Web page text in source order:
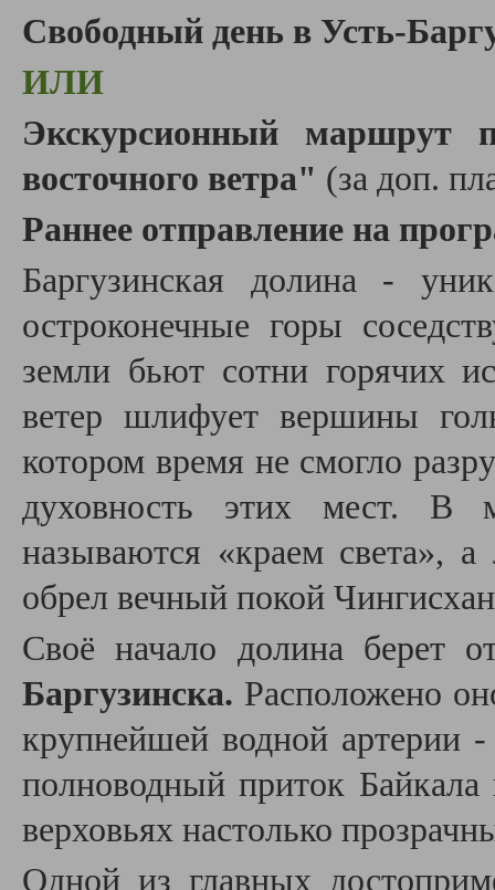
Свободный день в Усть-
ИЛИ
Экскурсионный маршрут
восточного ветра" (за доп.
Раннее отправление на
Баргузинская долина -
остроконечные горы
земли бьют сотни горячих
ветер шлифует вершины
котором время не смогло
духовность этих мест. В
называются «краем света», а
обрел вечный покой
Своё начало долина берет
Баргузинска. Расположено
крупнейшей водной артерии
полноводный приток
верховьях настолько
Одной из главных